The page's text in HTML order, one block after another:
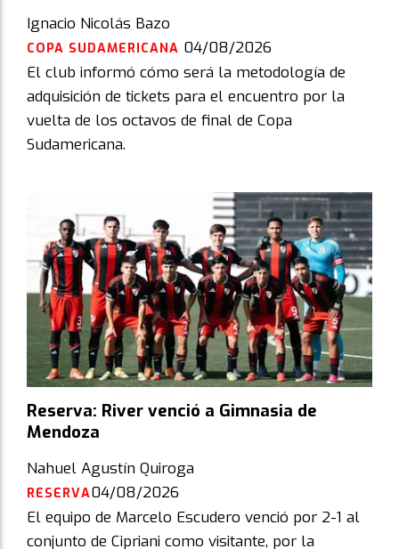
Ignacio Nicolás Bazo
COPA SUDAMERICANA 04/08/2026
El club informó cómo será la metodología de
adquisición de tickets para el encuentro por la
vuelta de los octavos de final de Copa
Sudamericana.
Reserva: River venció a Gimnasia de
Mendoza
Nahuel Agustín Quiroga
RESERVA04/08/2026
El equipo de Marcelo Escudero venció por 2-1 al
conjunto de Cipriani como visitante, por la